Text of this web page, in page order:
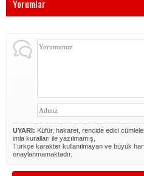
Yorumlar
UYARI: Küfür, hakaret, rencide edici
imla kuralları ile yazılmamış,
Türkçe karakter kullanılmayan ve büyük
onaylanmamaktadır.